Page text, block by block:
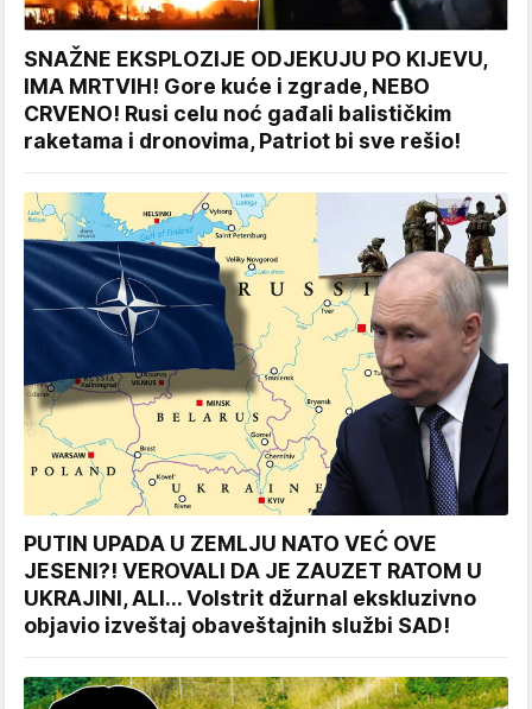
SNAŽNE EKSPLOZIJE ODJEKUJU PO KIJEVU,
IMA MRTVIH! Gore kuće i zgrade, NEBO
CRVENO! Rusi celu noć gađali balističkim
raketama i dronovima, Patriot bi sve rešio!
PUTIN UPADA U ZEMLJU NATO VEĆ OVE
JESENI?! VEROVALI DA JE ZAUZET RATOM U
UKRAJINI, ALI... Volstrit džurnal ekskluzivno
objavio izveštaj obaveštajnih službi SAD!